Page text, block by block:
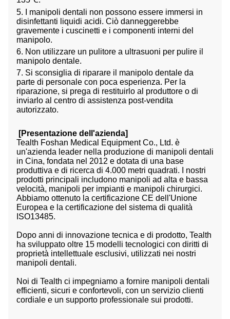
5. I manipoli dentali non possono essere immersi in
disinfettanti liquidi acidi. Ciò danneggerebbe
gravemente i cuscinetti e i componenti interni del
manipolo.
6. Non utilizzare un pulitore a ultrasuoni per pulire il
manipolo dentale.
7. Si sconsiglia di riparare il manipolo dentale da
parte di personale con poca esperienza. Per la
riparazione, si prega di restituirlo al produttore o di
inviarlo al centro di assistenza post-vendita
autorizzato.
[Presentazione dell'azienda]
Tealth Foshan Medical Equipment Co., Ltd. è
un'azienda leader nella produzione di manipoli dentali
in Cina, fondata nel 2012 e dotata di una base
produttiva e di ricerca di 4.000 metri quadrati. I nostri
prodotti principali includono manipoli ad alta e bassa
velocità, manipoli per impianti e manipoli chirurgici.
Abbiamo ottenuto la certificazione CE dell'Unione
Europea e la certificazione del sistema di qualità
ISO13485.
Dopo anni di innovazione tecnica e di prodotto, Tealth
ha sviluppato oltre 15 modelli tecnologici con diritti di
proprietà intellettuale esclusivi, utilizzati nei nostri
manipoli dentali.
Noi di Tealth ci impegniamo a fornire manipoli dentali
efficienti, sicuri e confortevoli, con un servizio clienti
cordiale e un supporto professionale sui prodotti.